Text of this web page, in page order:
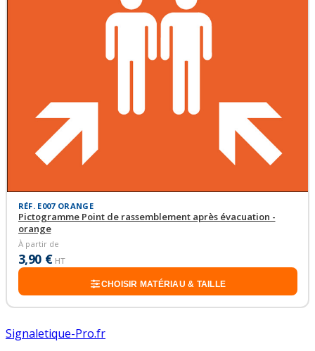
RÉF. E007 ORANGE
Pictogramme Point de rassemblement après évacuation -
orange
À partir de
3,90 € HT
CHOISIR MATÉRIAU & TAILLE
Signaletique-Pro.fr